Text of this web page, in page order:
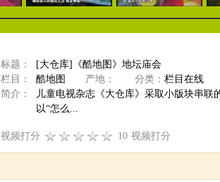
标题：
[大仓库]《酷地图》地坛庙会
栏目：
酷地图 产地： 分类： 栏目在线
简介：
儿童电视杂志《大仓库》采取小版块串
以“怎么...
视频打分 10 视频打分